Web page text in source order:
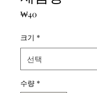
₩40
크기 *
수량 *